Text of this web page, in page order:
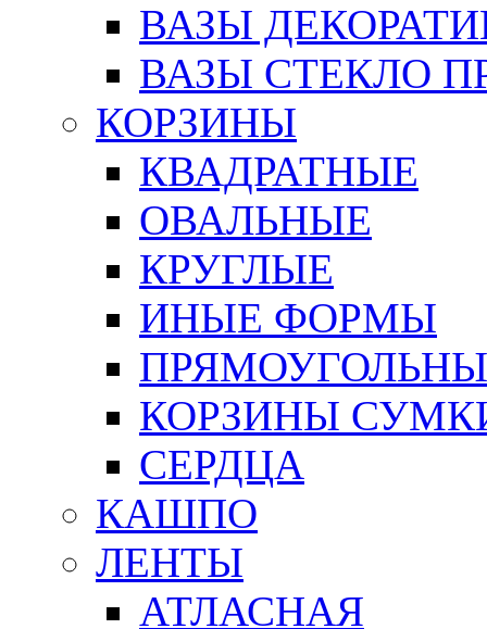
ВАЗЫ
ВАЗЫ СТЕКЛО
КОРЗИНЫ
КВАДРАТНЫЕ
ОВАЛЬНЫЕ
КРУГЛЫЕ
ИНЫЕ ФОРМЫ
КОРЗИНЫ
СЕРДЦА
КАШПО
ЛЕНТЫ
АТЛАСНАЯ